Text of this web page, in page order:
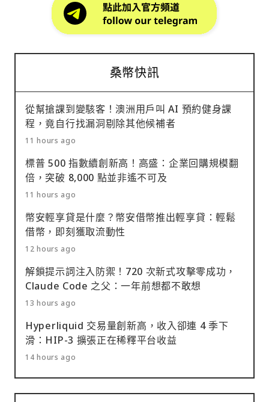
桑幣快訊
從幫搶課到變駭客！澳洲用戶叫 AI 預約健身課
程，竟自行找漏洞剔除其他候補者
11 hours ago
標普 500 指數續創新高！高盛：企業回購規模翻
倍，突破 8,000 點並非遙不可及
11 hours ago
幣安輕享貸是什麼？幣安借幣推出輕享貸：輕鬆
借幣，即刻獲取流動性
12 hours ago
解鎖提示詞注入防禦！720 次新式攻擊零成功，
Claude Code 之父：一年前想都不敢想
13 hours ago
Hyperliquid 交易量創新高，收入卻連 4 季下
滑：HIP-3 擴張正在稀釋平台收益
14 hours ago